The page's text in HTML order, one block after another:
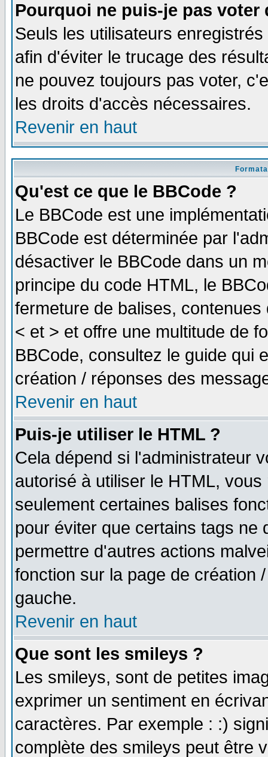
Pourquoi ne puis-je pas voter
Seuls les utilisateurs
afin d'éviter le trucage des
ne pouvez toujours pas voter,
les droits d'accès nécessaires.
Revenir en haut
Qu'est ce que le BBCode ?
Le BBCode est une
BBCode est déterminée par
désactiver le BBCode dans un
principe du code HTML, le
fermeture de balises,
< et > et offre une multitude de
BBCode, consultez le guide qui
création / réponses des
Revenir en haut
Puis-je utiliser le HTML ?
Cela dépend si l'administrateur
autorisé à utiliser le HTML,
seulement certaines balises
pour éviter que certains tags ne
permettre d'autres actions
fonction sur la page de création
gauche.
Revenir en haut
Que sont les smileys ?
Les smileys, sont de petites
exprimer un sentiment en
caractères. Par exemple : :)
complète des smileys peut être